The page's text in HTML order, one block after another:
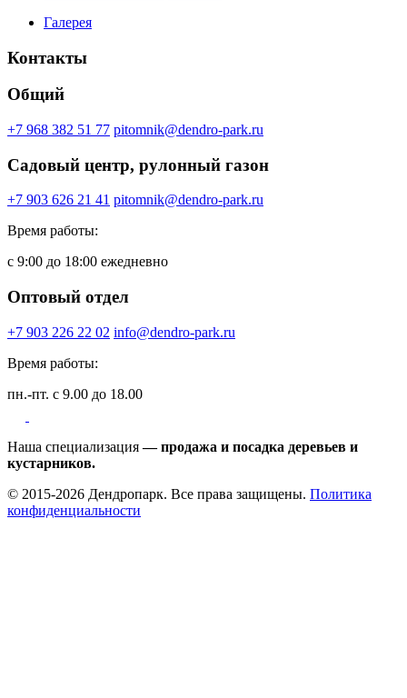
Галерея
Контакты
Общий
+7 968 382 51 77 pitomnik@dendro-park.ru
Садовый центр, рулонный газон
+7 903 626 21 41 pitomnik@dendro-park.ru
Время работы:
с 9:00 до 18:00 ежедневно
Оптовый отдел
+7 903 226 22 02 info@dendro-park.ru
Время работы:
пн.-пт. с 9.00 до 18.00
Наша специализация— продажа и посадка деревьев и
кустарников.
© 2015-2026 Дендропарк. Все права защищены. Политика
конфиденциальности